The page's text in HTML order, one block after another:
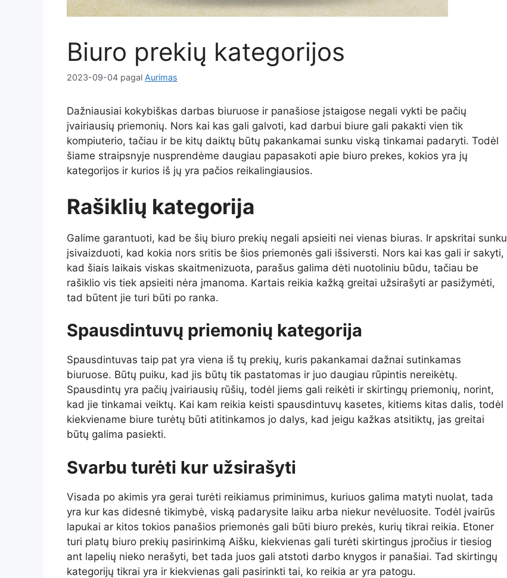
Biuro prekių kategorijos
2023-09-04 pagal Aurimas
Dažniausiai kokybiškas darbas biuruose ir panašiose įstaigose negali vykti be pačių
įvairiausių priemonių. Nors kai kas gali galvoti, kad darbui biure gali pakakti vien tik
kompiuterio, tačiau ir be kitų daiktų būtų pakankamai sunku viską tinkamai padaryti. Todėl
šiame straipsnyje nusprendėme daugiau papasakoti apie biuro prekes, kokios yra jų
kategorijos ir kurios iš jų yra pačios reikalingiausios.
Rašiklių kategorija
Galime garantuoti, kad be šių biuro prekių negali apsieiti nei vienas biuras. Ir apskritai sunku
įsivaizduoti, kad kokia nors sritis be šios priemonės gali išsiversti. Nors kai kas gali ir sakyti,
kad šiais laikais viskas skaitmenizuota, parašus galima dėti nuotoliniu būdu, tačiau be
rašiklio vis tiek apsieiti nėra įmanoma. Kartais reikia kažką greitai užsirašyti ar pasižymėti,
tad būtent jie turi būti po ranka.
Spausdintuvų priemonių kategorija
Spausdintuvas taip pat yra viena iš tų prekių, kuris pakankamai dažnai sutinkamas
biuruose. Būtų puiku, kad jis būtų tik pastatomas ir juo daugiau rūpintis nereikėtų.
Spausdintų yra pačių įvairiausių rūšių, todėl jiems gali reikėti ir skirtingų priemonių, norint,
kad jie tinkamai veiktų. Kai kam reikia keisti spausdintuvų kasetes, kitiems kitas dalis, todėl
kiekviename biure turėtų būti atitinkamos jo dalys, kad jeigu kažkas atsitiktų, jas greitai
būtų galima pasiekti.
Svarbu turėti kur užsirašyti
Visada po akimis yra gerai turėti reikiamus priminimus, kuriuos galima matyti nuolat, tada
yra kur kas didesnė tikimybė, viską padarysite laiku arba niekur nevėluosite. Todėl įvairūs
lapukai ar kitos tokios panašios priemonės gali būti biuro prekės, kurių tikrai reikia. Etoner
turi platų biuro prekių pasirinkimą Aišku, kiekvienas gali turėti skirtingus įpročius ir tiesiog
ant lapelių nieko nerašyti, bet tada juos gali atstoti darbo knygos ir panašiai. Tad skirtingų
kategorijų tikrai yra ir kiekvienas gali pasirinkti tai, ko reikia ar yra patogu.